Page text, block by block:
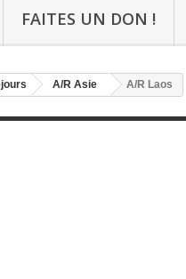
FAITES UN DON !
A/R Asie A/R Laos